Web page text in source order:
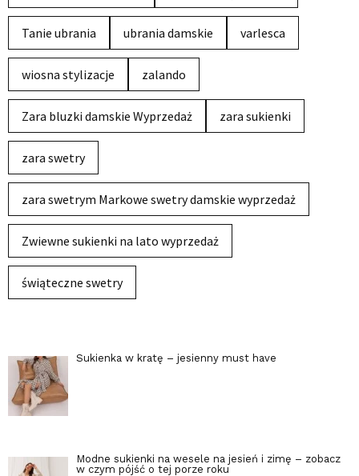
Tanie ubrania ubrania damskie varlesca
wiosna stylizacje zalando
Zara bluzki damskie Wyprzedaż zara sukienki
zara swetry
zara swetrym Markowe swetry damskie wyprzedaż
Zwiewne sukienki na lato wyprzedaż
świąteczne swetry
Sukienka w kratę – jesienny must have
Modne sukienki na wesele na jesień i zimę – zobacz
w czym pójść o tej porze roku